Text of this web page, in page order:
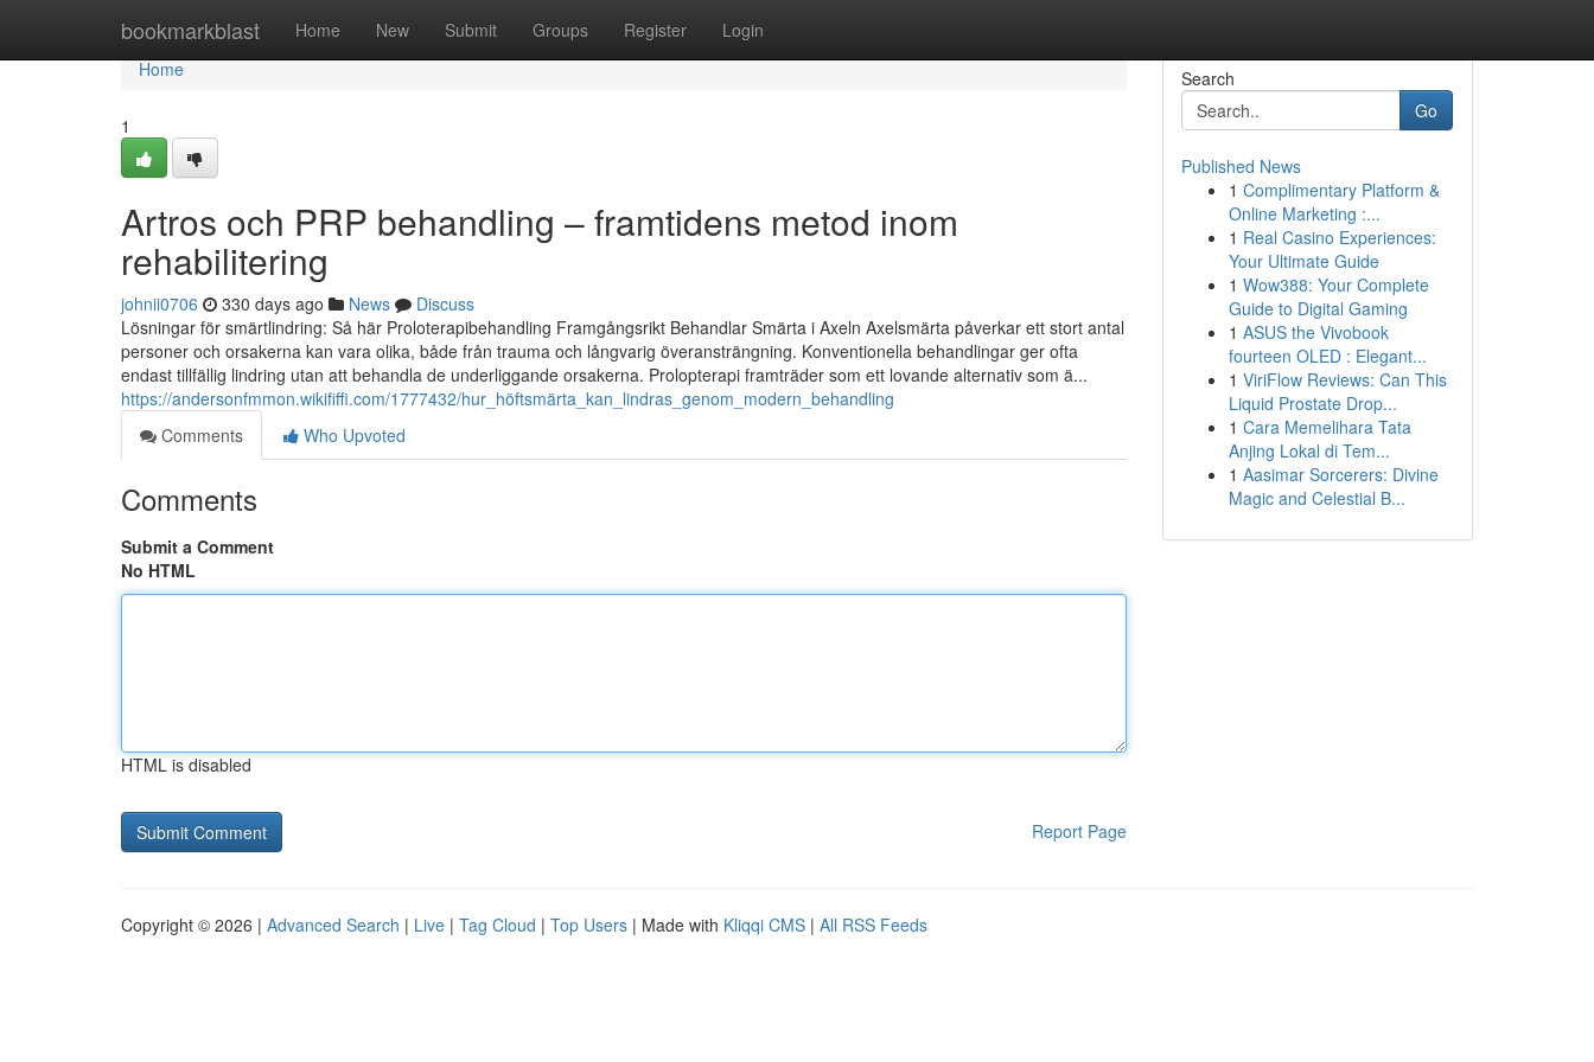
bookmarkblast Home New Submit Groups Register Login
Home
Home
1
Artros och PRP behandling – framtidens metod inom
rehabilitering
johnii0706 330 days ago News
Discuss
Lösningar för smärtlindring: Så här Proloterapibehandling Framgångsrikt Behandlar Smärta i Axeln Axelsmärta påverkar ett stort antal
personer och orsakerna kan vara olika, både från trauma och långvarig överansträngning. Konventionella behandlingar ger ofta
endast tillfällig lindring utan att behandla de underliggande orsakerna. Prolopterapi framträder som ett lovande alternativ som ä...
https://andersonfmmon.wikififfi.com/1777432/hur_höftsmärta_kan_lindras_genom_modern_behandling
Comments
Who Upvoted
Comments
Submit a Comment
No HTML
HTML is disabled
Report Page
Search
Go
Published News
1 Complimentary Platform &
Online Marketing :...
1 Real Casino Experiences:
Your Ultimate Guide
1 Wow388: Your Complete
Guide to Digital Gaming
1 ASUS the Vivobook
fourteen OLED : Elegant...
1 ViriFlow Reviews: Can This
Liquid Prostate Drop...
1 Cara Memelihara Tata
Anjing Lokal di Tem...
1 Aasimar Sorcerers: Divine
Magic and Celestial B...
Copyright © 2026 | Advanced Search | Live | Tag Cloud | Top Users | Made with Kliqqi CMS | All RSS Feeds